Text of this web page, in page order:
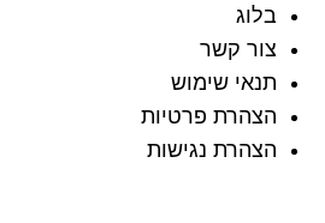
בלוג
צור קשר
תנאי שימוש
הצהרת פרטיות
הצהרת נגישות